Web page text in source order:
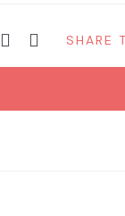
SHARE